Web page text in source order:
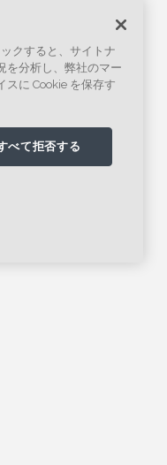
クすると、サイトナ
を分析し、弊社のマー
スに Cookie を保存す
べて拒否する